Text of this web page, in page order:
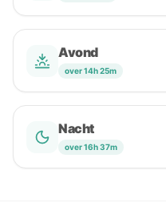
Avond
over 14h 25m
Nacht
over 16h 37m